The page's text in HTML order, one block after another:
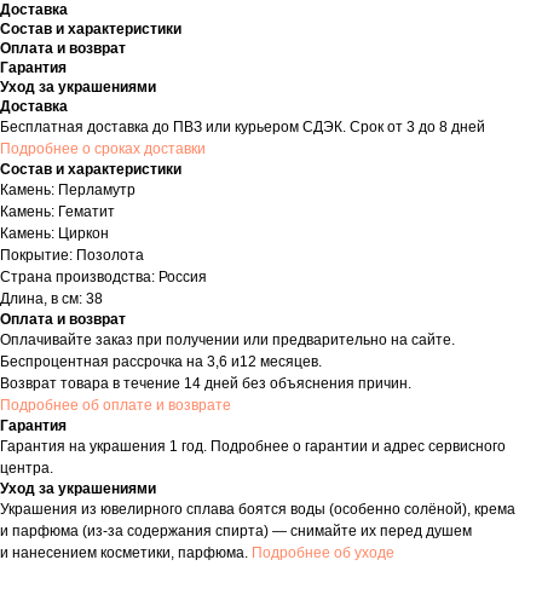
Доставка
Состав и характеристики
Оплата и возврат
Гарантия
Уход за украшениями
Доставка
Бесплатная доставка до ПВЗ или курьером СДЭК. Срок от 3 до 8 дней
Подробнее о сроках доставки
Состав и характеристики
Камень: Перламутр
Камень: Гематит
Камень: Циркон
Покрытие: Позолота
Страна производства: Россия
Длина, в см: 38
Оплата и возврат
Оплачивайте заказ при получении или предварительно на сайте.
Беспроцентная рассрочка на 3,6 и12 месяцев.
Возврат товара в течение 14 дней без объяснения причин.
Подробнее об оплате и возврате
Гарантия
Гарантия на украшения 1 год. Подробнее о гарантии и адрес сервисного
центра.
Уход за украшениями
Украшения из ювелирного сплава боятся воды (особенно солёной), крема
и парфюма (из-за содержания спирта) — снимайте их перед душем
и нанесением косметики, парфюма. Подробнее об уходе